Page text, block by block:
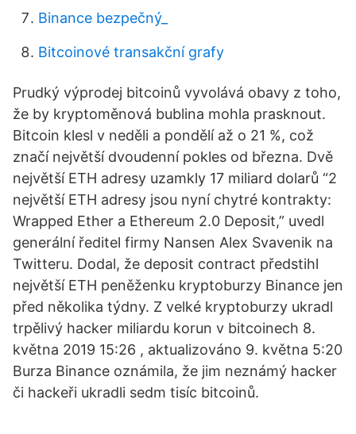
Binance bezpečný_
Bitcoinové transakční grafy
Prudký výprodej bitcoinů vyvolává obavy z toho,
že by kryptoměnová bublina mohla prasknout.
Bitcoin klesl v neděli a pondělí až o 21 %, což
značí největší dvoudenní pokles od března. Dvě
největší ETH adresy uzamkly 17 miliard dolarů “2
největší ETH adresy jsou nyní chytré kontrakty:
Wrapped Ether a Ethereum 2.0 Deposit,” uvedl
generální ředitel firmy Nansen Alex Svavenik na
Twitteru. Dodal, že deposit contract předstihl
největší ETH peněženku kryptoburzy Binance jen
před několika týdny. Z velké kryptoburzy ukradl
trpělivý hacker miliardu korun v bitcoinech 8.
května 2019 15:26 , aktualizováno 9. května 5:20
Burza Binance oznámila, že jim neznámý hacker
či hackeři ukradli sedm tisíc bitcoinů.